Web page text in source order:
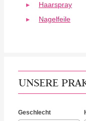
Haarspray
Nagelfeile
UNSERE
Geschlecht